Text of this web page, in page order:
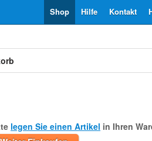
Kontakt
Hilfe
Shop
legen Sie einen Artikel in Ihren